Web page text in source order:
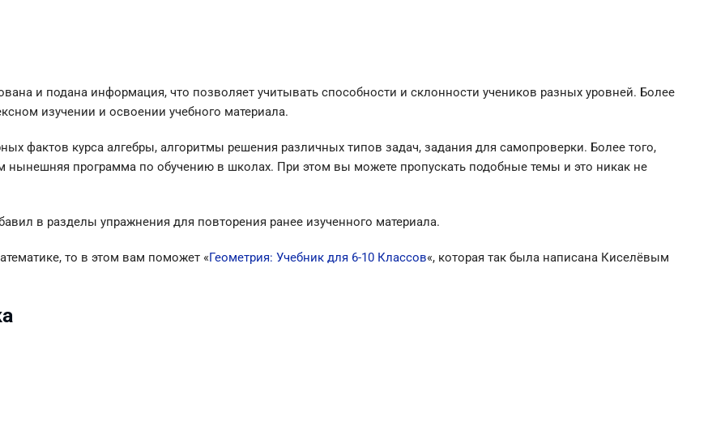
и подана информация, что позволяет учитывать способности и склонности учеников разных уровней. Более
изучении и освоении учебного материала.
фактов курса алгебры, алгоритмы решения различных типов задач, задания для самопроверки. Более того,
нынешняя программа по обучению в школах. При этом вы можете пропускать подобные темы и это никак не
в разделы упражнения для повторения ранее изученного материала.
то в этом вам поможет «Геометрия: Учебник для 6-10 Классов«, которая так была написана Киселёвым